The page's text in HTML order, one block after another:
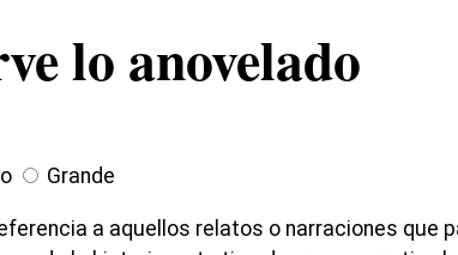
lo anovelado
Grande
a aquellos relatos o narraciones que